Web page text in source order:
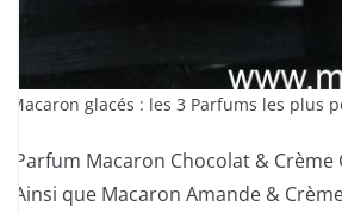
Macaron glacés : les 3 Parfums les plus
Parfum Macaron Chocolat & Crème
Ainsi que Macaron Amande &